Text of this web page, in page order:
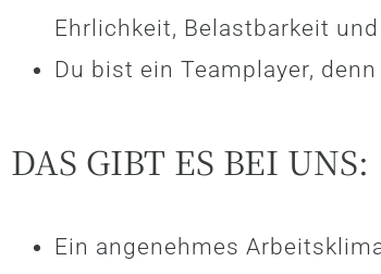
Ehrlichkeit, Belastbarkeit
Du bist ein Teamplayer,
DAS GIBT ES BEI UNS:
Ein angenehmes